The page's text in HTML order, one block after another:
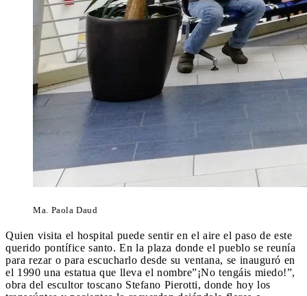
Ma. Paola Daud
Quien visita el hospital puede sentir en el aire el paso de este
querido pontífice santo. En la plaza donde el pueblo se reunía
para rezar o para escucharlo desde su ventana, se inauguró en
el 1990 una estatua que lleva el nombre”¡No tengáis miedo!”,
obra del escultor toscano Stefano Pierotti, donde hoy los